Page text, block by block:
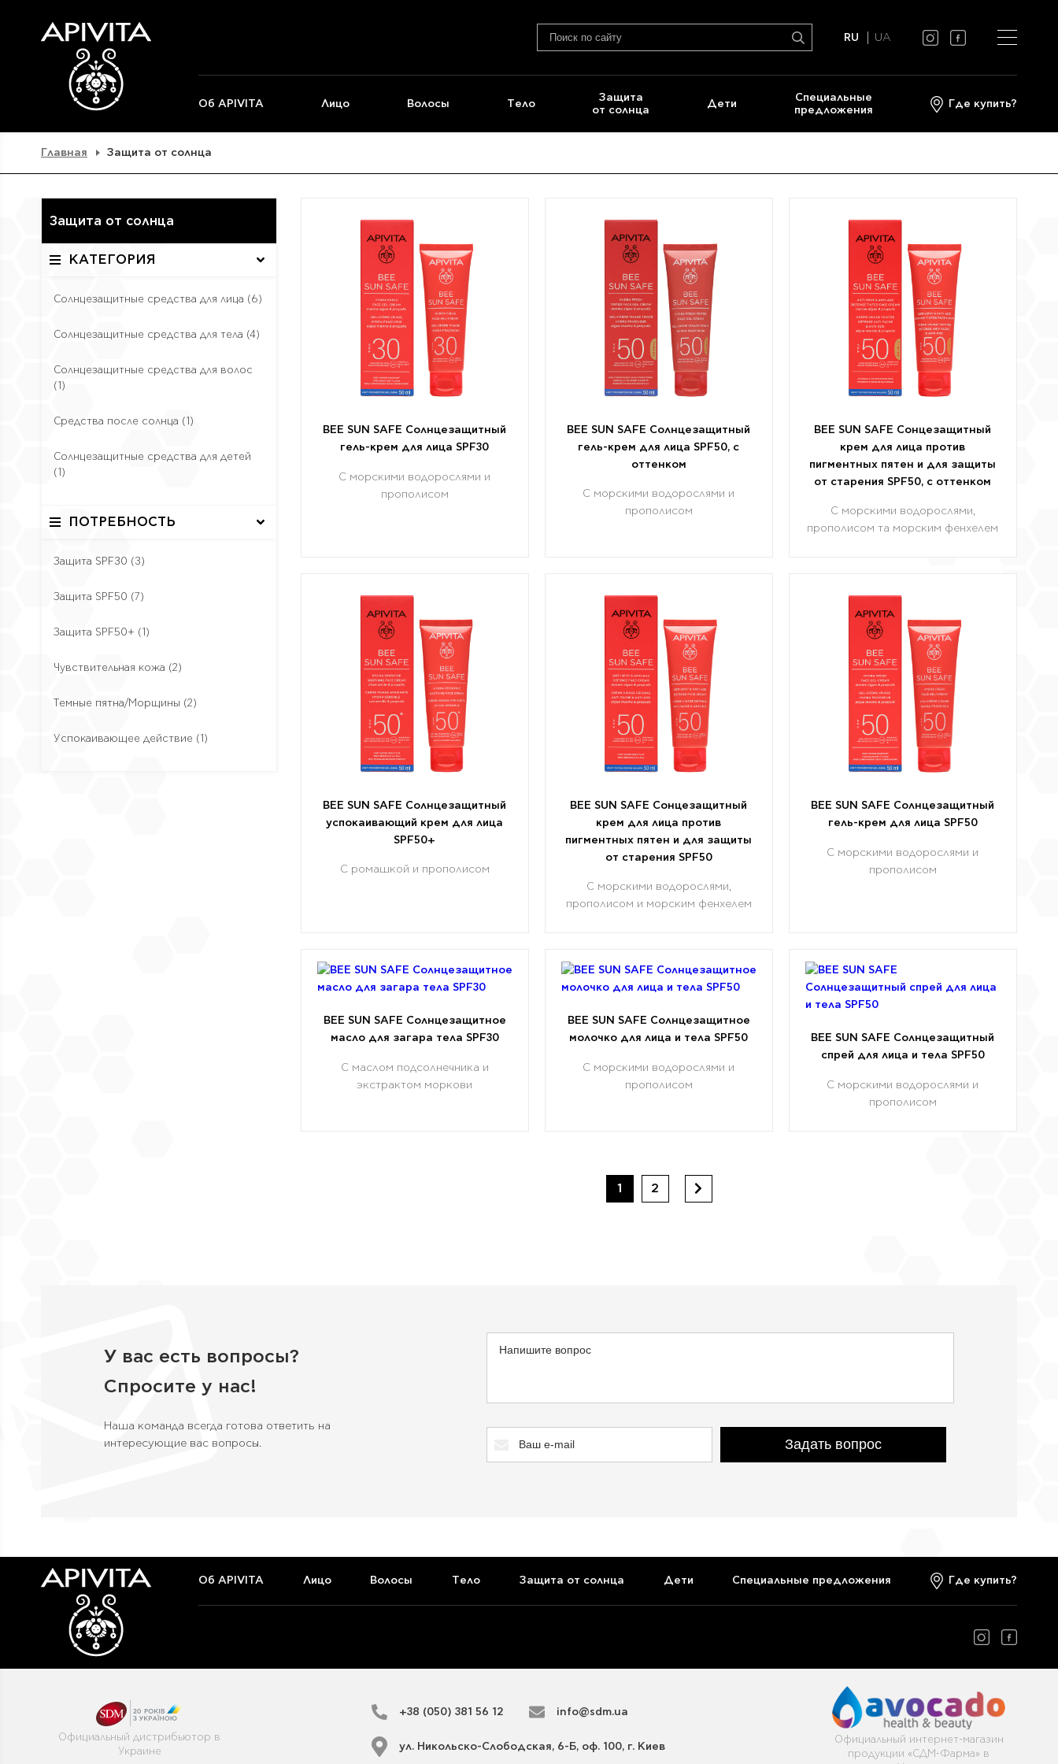
RU UA
Об APIVITA Лицо Волосы Тело
Защита
от солнца
Дети
Cпециальные
предложения
Где купить?
Главная Защита от солнца
Защита от солнца
КАТЕГОРИЯ
Солнцезащитные средства для лица (6)
Солнцезащитные средства для тела (4)
Солнцезащитные средства для волос
(1)
Средства после солнца (1)
Солнцезащитные средства для детей
(1)
ПОТРЕБНОСТЬ
Защита SPF30 (3)
Защита SPF50 (7)
Защита SPF50+ (1)
Чувствительная кожа (2)
Темные пятна/Морщины (2)
Успокаивающее действие (1)
BEE SUN SAFE Солнцезащитный
гель-крем для лица SPF30
С морскими водорослями и
прополисом
BEE SUN SAFE Солнцезащитный
гель-крем для лица SPF50, с
оттенком
С морскими водорослями и
прополисом
BEE SUN SAFE Сонцезащитный
крем для лица против
пигментных пятен и для защиты
от старения SPF50, c оттенком
С морскими водорослями,
прополисом та морским фенхелем
BEE SUN SAFE Солнцезащитный
успокаивающий крем для лица
SPF50+
С ромашкой и прополисом
BEE SUN SAFE Сонцезащитный
крем для лица против
пигментных пятен и для защиты
от старения SPF50
С морскими водорослями,
прополисом и морским фенхелем
BEE SUN SAFE Солнцезащитный
гель-крем для лица SPF50
С морскими водорослями и
прополисом
BEE SUN SAFE Солнцезащитное
масло для загара тела SPF30
С маслом подсолнечника и
экстрактом моркови
BEE SUN SAFE Солнцезащитное
молочко для лица и тела SPF50
С морскими водорослями и
прополисом
BEE SUN SAFE Солнцезащитный
спрей для лица и тела SPF50
С морскими водорослями и
прополисом
1 2
У вас есть вопросы?
Спросите у нас!
Наша команда всегда готова ответить на
интересующие вас вопросы.
Задать вопрос
Об APIVITA Лицо Волосы Тело Защита от солнца Дети Cпециальные предложения Где купить?
Официальный дистрибьютор в
Украине
+38 (050) 381 56 12 info@sdm.ua
ул. Никольско-Слободская, 6-Б, оф. 100, г. Киев
Официальный интернет-магазин
продукции «СДМ-Фарма» в